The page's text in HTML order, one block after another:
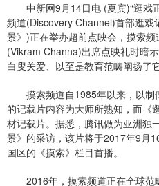
中新网9月14日电 (夏宾)“逛戏
频道(Discovery Channel)首部逛
景》)正在举办超前点映会，摸索
(Vikram Channa)出席点映礼时暗
白叟关爱、以至是教育范畴阐扬了
摸索频道自1985年以来，以
的记载片内容为大师所熟知，而《
材记载片。据悉，腾讯做为亚洲独
景》的采访，该片将于2017年9月
国区的《摸索》栏目首播。
2016年，摸索频道正在全球范